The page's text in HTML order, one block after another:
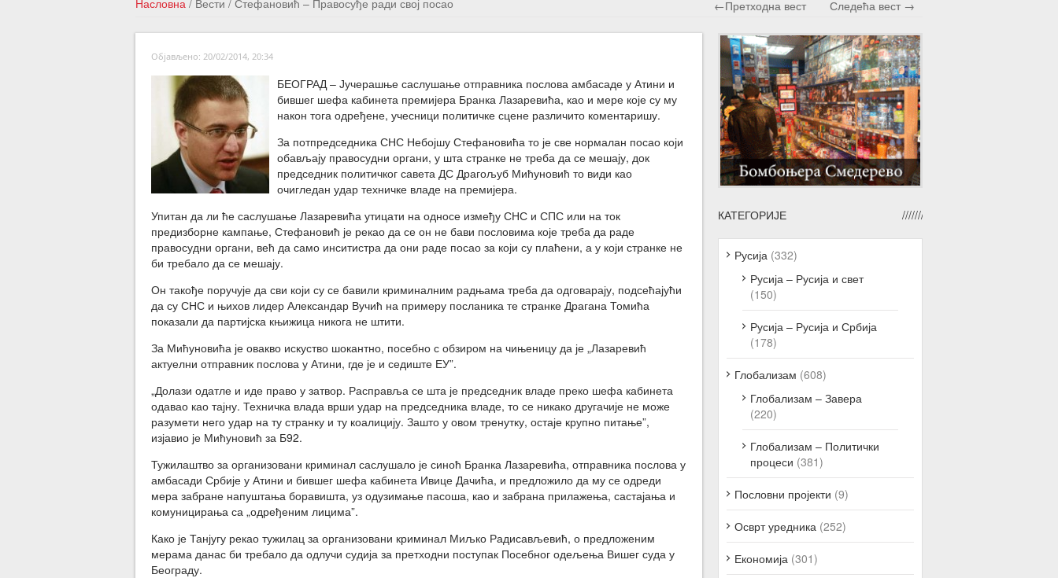
Насловна / Вести / Стефановић – Правосуђе ради свој посао ←Претходна вест Следећа вест →
Објављено: 20/02/2014, 20:34
БЕОГРАД – Јучерашње саслушање отправника послова амбасаде у Атини и
бившег шефа кабинета премијера Бранка Лазаревића, као и мере које су му
након тога одређене, учесници политичке сцене различито коментаришу.
За потпредседника СНС Небојшу Стефановића то је све нормалан посао који
обављају правосудни органи, у шта странке не треба да се мешају, док
председник политичког савета ДС Драгољуб Мићуновић то види као
очигледан удар техничке владе на премијера.
Упитан да ли ће саслушање Лазаревића утицати на односе између СНС и СПС или на ток
предизборне кампање, Стефановић је рекао да се он не бави пословима које треба да раде
правосудни органи, већ да само инситистра да они раде посао за који су плаћени, а у који странке не
би требало да се мешају.
Он такође поручује да сви који су се бавили криминалним радњама треба да одговарају, подсећајући
да су СНС и њихов лидер Александар Вучић на примеру посланика те странке Драгана Томића
показали да партијска књижица никога не штити.
За Мићуновића је овакво искуство шокантно, посебно с обзиром на чињеницу да је „Лазаревић
актуелни отправник послова у Атини, где је и седиште ЕУ”.
„Долази одатле и иде право у затвор. Расправља се шта је председник владе преко шефа кабинета
одавао као тајну. Техничка влада врши удар на председника владе, то се никако другачије не може
разумети него удар на ту странку и ту коалицију. Зашто у овом тренутку, остаје крупно питање”,
изјавио је Мићуновић за Б92.
Тужилаштво за организовани криминал саслушало је синоћ Бранка Лазаревића, отправника послова у
амбасади Србије у Атини и бившег шефа кабинета Ивице Дачића, и предложило да му се одреди
мера забране напуштања боравишта, уз одузимање пасоша, као и забрана прилажења, састајања и
комуницирања са „одређеним лицима”.
Како је Танјугу рекао тужилац за организовани криминал Миљко Радисављевић, о предложеним
мерама данас би требало да одлучи судија за претходни поступак Посебног одељења Вишег суда у
Београду.
КАТЕГОРИЈЕ
Русија (332)
Русија – Русија и свет
(150)
Русија – Русија и Србија
(178)
Глобализам (608)
Глобализам – Завера
(220)
Глобализам – Политички
процеси (381)
Пословни пројекти (9)
Осврт уредника (252)
Економија (301)